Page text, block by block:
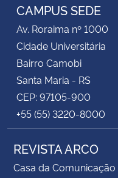
CAMPUS SEDE
Av. Roraima nº 1000
Cidade Universitária
Bairro Camobi
Santa Maria - RS
CEP: 97105-900
+55 (55) 3220-8000
REVISTA ARCO
Casa da Comunicação